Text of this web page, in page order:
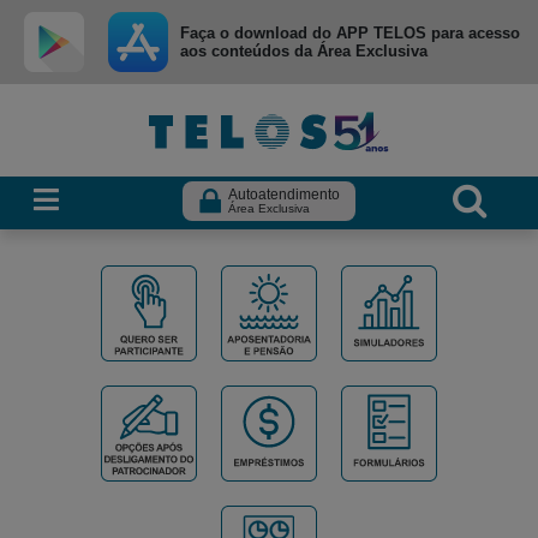
Ir para menu principal
Ir para conteúdo
Faça o download do APP TELOS para acesso
aos conteúdos da Área Exclusiva
Autoatendimento
Área Exclusiva